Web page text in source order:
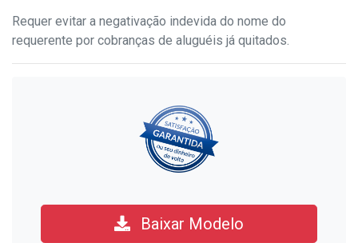
Requer evitar a negativação indevida do nome do
requerente por cobranças de aluguéis já quitados.
Baixar Modelo